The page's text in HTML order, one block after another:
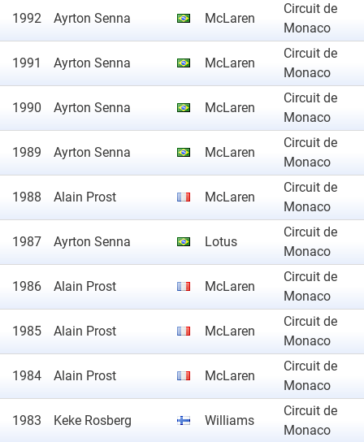
1992 Ayrton Senna McLaren
Circuit de
Monaco
1991 Ayrton Senna McLaren
Circuit de
Monaco
1990 Ayrton Senna McLaren
Circuit de
Monaco
1989 Ayrton Senna McLaren
Circuit de
Monaco
1988 Alain Prost McLaren
Circuit de
Monaco
1987 Ayrton Senna Lotus
Circuit de
Monaco
1986 Alain Prost McLaren
Circuit de
Monaco
1985 Alain Prost McLaren
Circuit de
Monaco
1984 Alain Prost McLaren
Circuit de
Monaco
1983 Keke Rosberg Williams
Circuit de
Monaco